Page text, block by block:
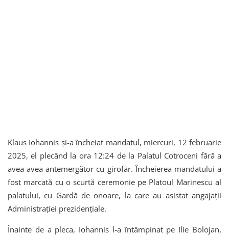
Klaus Iohannis și-a încheiat mandatul, miercuri, 12 februarie
2025, el plecând la ora 12:24 de la Palatul Cotroceni fără a
avea avea antemergător cu girofar. Încheierea mandatului a
fost marcată cu o scurtă ceremonie pe Platoul Marinescu al
palatului, cu Gardă de onoare, la care au asistat angajații
Administrației prezidențiale.
Înainte de a pleca, Iohannis l-a întâmpinat pe Ilie Bolojan,